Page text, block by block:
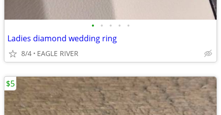
• • • • •
Ladies diamond wedding ring
8/4 EAGLE RIVER
$5